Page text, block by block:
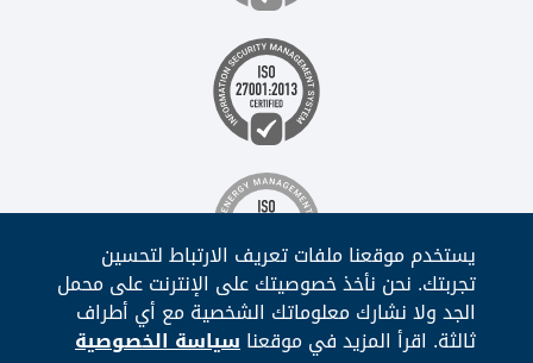
يستخدم موقعنا ملفات تعريف الارتباط لتحسين
تجربتك. نحن نأخذ خصوصيتك على الإنترنت على محمل
الجد ولا نشارك معلوماتك الشخصية مع أي أطراف
ثالثة. اقرأ المزيد في موقعناسياسة الخصوصية